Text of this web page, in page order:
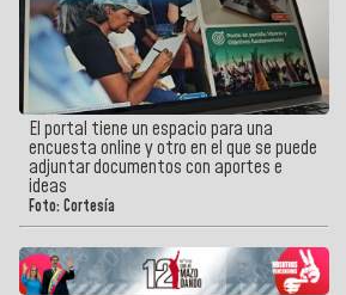
El portal tiene un espacio para una
encuesta online y otro en el que se puede
adjuntar documentos con aportes e
ideas
Foto: Cortesía